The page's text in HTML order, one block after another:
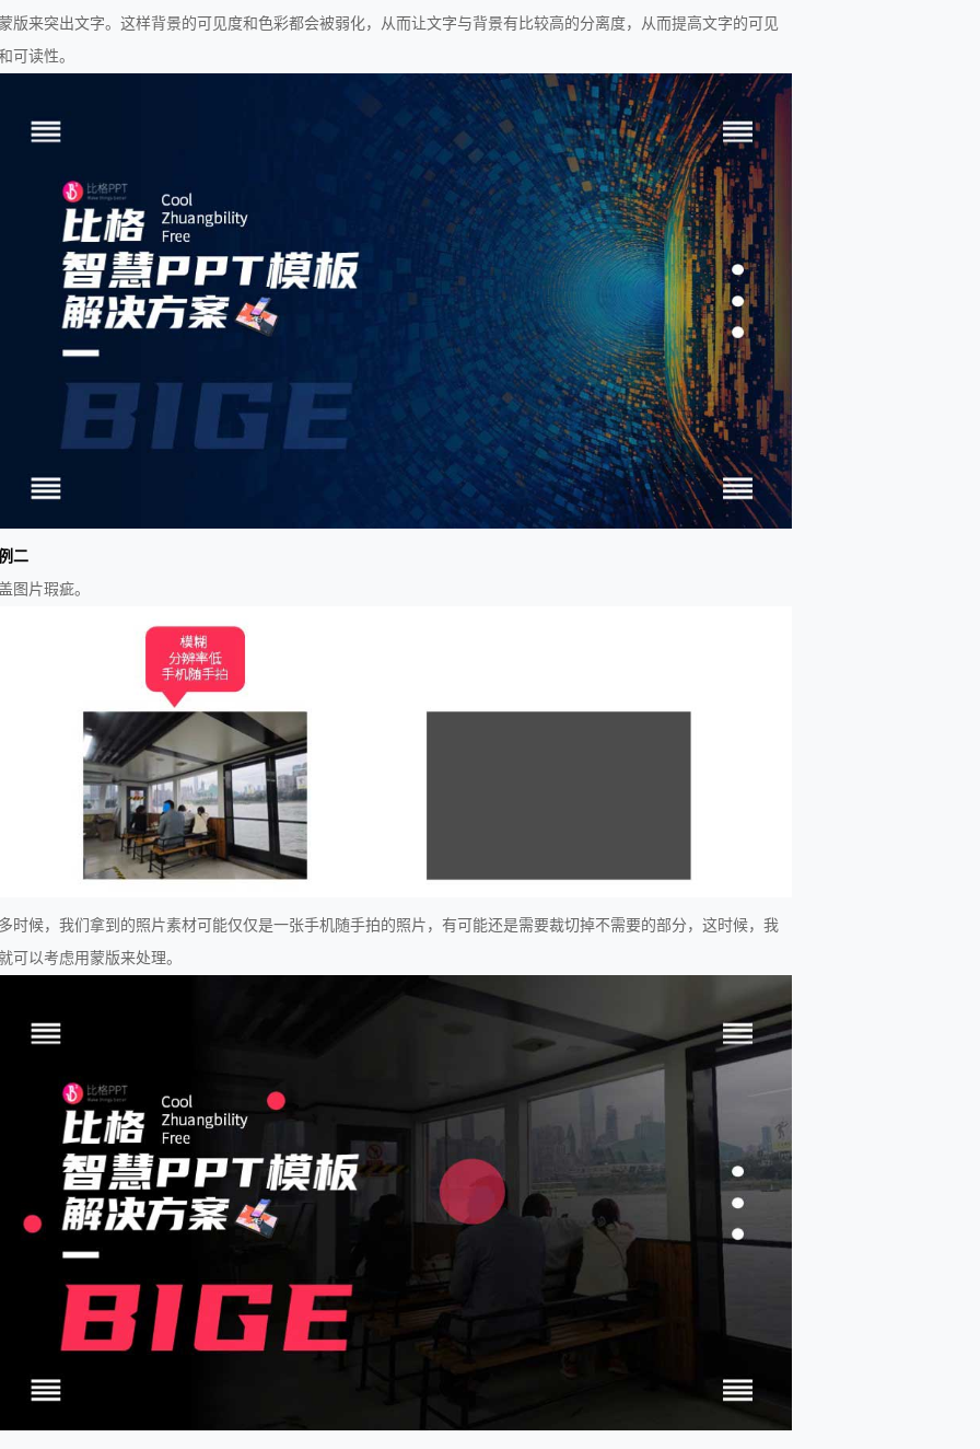
版来突出文字。这样背景的可见度和色彩都会被弱化，从而让文字与背景有比较高的分离度，从而提高文字的可见
可读性。
二
图片瑕疵。
时候，我们拿到的照片素材可能仅仅是一张手机随手拍的照片，有可能还是需要裁切掉不需要的部分，这时候，我
可以考虑用蒙版来处理。